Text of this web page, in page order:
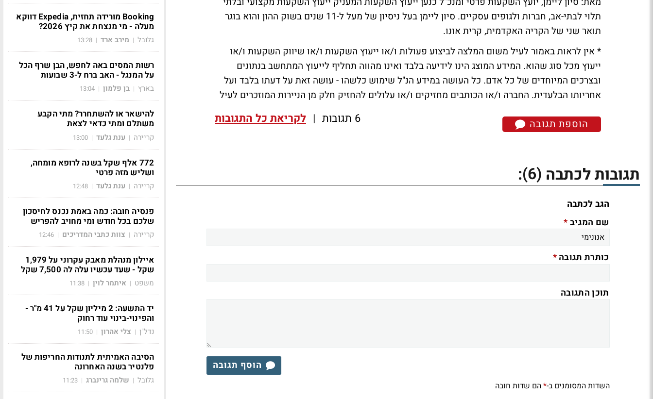
תלוי לבתי-אב, חברות ולגופים עסקיים. סיון ליימן בעל ניסיון של מעל ל-11 שנים בשוק ההון והוא בוגר
תואר שני של הקריה האקדמית, קרית אונו.
* אין לראות באמור לעיל משום המלצה לביצוע פעולות ו/או ייעוץ השקעות ו/או שיווק השקעות ו/או
ייעוץ מכל סוג שהוא. המידע המוצג הינו לידיעה בלבד ואינו מהווה תחליף לייעוץ המתחשב בנתונים
ובצרכים המיוחדים של כל אדם. כל העושה במידע הנ"ל שימוש כלשהו - עושה זאת על דעתו בלבד ועל
אחריותו הבלעדית. החברה ו/או הכותבים מחזיקים ו/או עלולים להחזיק חלק מן הניירות המוזכרים לעיל
הוספת תגובה 6 תגובות | לקריאת כל התגובות
תגובות לכתבה (6)
:
הגב לכתבה
שם המגיב*
כותרת תגובה*
תוכן התגובה
הוסף תגובה
השדות המסומנים ב-*הם שדות חובה
Booking מורידה תחזית, Expedia דווקא
מעלה - מי מנצחת את קיץ 2026?
גלובל | מירב ארד |
13:28
רשות המסים באה לחפש, הבן שרף הכל
על המנגל - האב ברח ל-3 שבועות
בארץ | בן פלמון |
13:04
להישאר או להשתחרר? מתי הקבע
משתלם ומתי כדאי לצאת
קריירה | ענת גלעד |
13:00
772 אלף שקל בשנה לרופא מומחה,
ושליש מזה פרטי
קריירה | ענת גלעד |
12:48
פנסיה חובה: כמה באמת נכנס לחיסכון
שלכם בכל חודש ומי מחויב להפריש
קריירה | צוות כתבי המדריכים |
12:46
איילון מנהלת מאבק עקרוני על 1,979
שקל - שעד עכשיו עלה לה 7,500 שקל
משפט | איתמר לוין |
11:38
יד התשעה: 2 מיליון שקל על 41 מ"ר -
והפינוי-בינוי עוד רחוק
נדל"ן | צלי אהרון |
11:50
הסיבה האמיתית לתנודות החריפות של
פלנטיר בשנה האחרונה
גלובל | שלמה גרינברג |
11:23